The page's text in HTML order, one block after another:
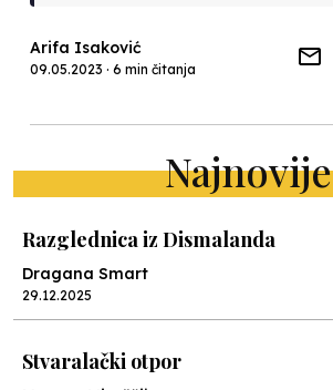
Arifa Isaković
09.05.2023 · 6 min čitanja
Najnovije
Razglednica iz Dismalanda
Dragana Smart
29.12.2025
Stvaralački otpor